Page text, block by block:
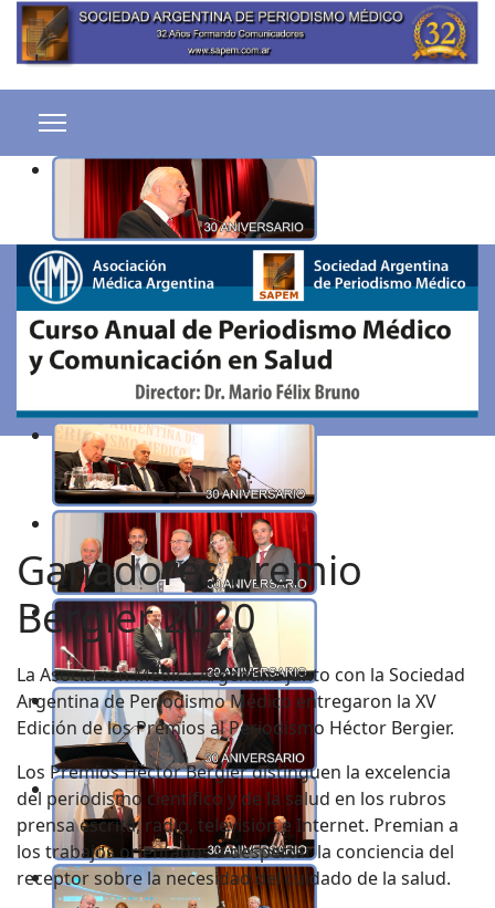
Ganadores Premio
Bergier 2020
La Asociación Médica Argentina junto con la Sociedad
Argentina de Periodismo Médico entregaron la XV
Edición de los Premios al Periodismo Héctor Bergier.
Los Premios Héctor Bergier distinguen la excelencia
del periodismo científico y de la salud en los rubros
prensa escrita, radio, televisión e Internet. Premian a
los trabajos orientados a despertar la conciencia del
receptor sobre la necesidad del cuidado de la salud.